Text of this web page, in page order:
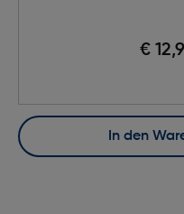
€
In den